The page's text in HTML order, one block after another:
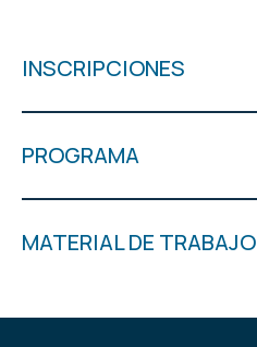
INSCRIPCIONES
PROGRAMA
MATERIAL DE TRABAJO